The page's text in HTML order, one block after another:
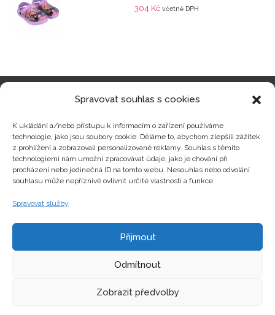
Spravovat souhlas s cookies
K ukládání a/nebo přístupu k informacím o zařízení používáme
technologie, jako jsou soubory cookie. Děláme to, abychom zlepšili zážitek
z prohlížení a zobrazovali personalizované reklamy. Souhlas s těmito
technologiemi nám umožní zpracovávat údaje, jako je chování při
procházení nebo jedinečná ID na tomto webu. Nesouhlas nebo odvolání
souhlasu může nepříznivě ovlivnit určité vlastnosti a funkce.
Spravovat služby
Přijmout
Odmítnout
Zobrazit předvolby
304 Kč včetně DPH
Zajímavosti
Kontakty
Copyright © hrackyzfilmu.cz Všechna práva vyhrazena.